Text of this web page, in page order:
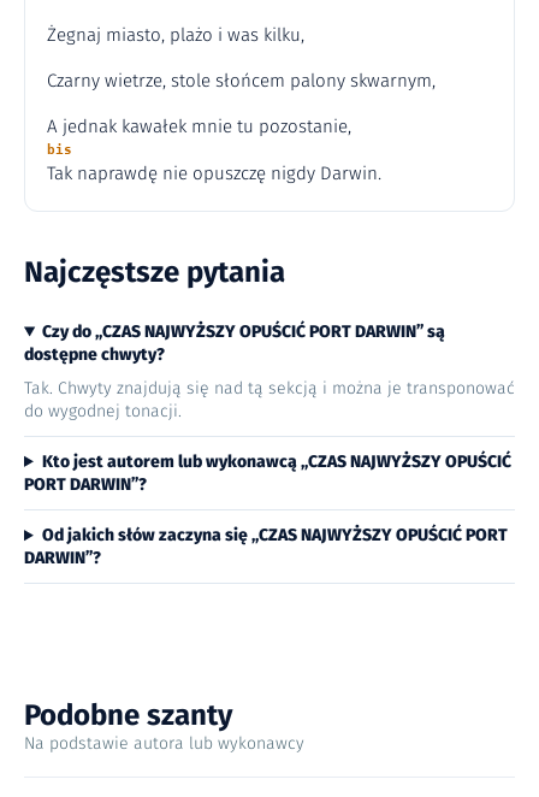
Żegnaj miasto, plażo i was kilku,
Czarny wietrze, stole słońcem palony skwarnym,
A jednak kawałek mnie tu pozostanie,
bis
Tak naprawdę nie opuszczę nigdy Darwin.
Najczęstsze pytania
Czy do „CZAS NAJWYŻSZY OPUŚCIĆ PORT DARWIN” są
dostępne chwyty?
Tak. Chwyty znajdują się nad tą sekcją i można je transponować
do wygodnej tonacji.
Kto jest autorem lub wykonawcą „CZAS NAJWYŻSZY OPUŚCIĆ
PORT DARWIN”?
Od jakich słów zaczyna się „CZAS NAJWYŻSZY OPUŚCIĆ PORT
DARWIN”?
Podobne szanty
Na podstawie autora lub wykonawcy